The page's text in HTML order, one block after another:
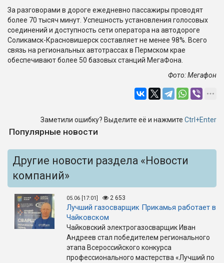
За разговорами в дороге ежедневно пассажиры проводят
более 70 тысяч минут. Успешность установления голосовых
соединений и доступность сети оператора на автодороге
Соликамск-Красновишерск составляет не менее 98%. Всего
связь на региональных автотрассах в Пермском крае
обеспечивают более 50 базовых станций МегаФона.
Фото: Мегафон
Заметили ошибку? Выделите её и нажмите Ctrl+Enter
Популярные новости
Другие новости раздела «Новости
компаний»
05.06 [17:01] 2 653
Лучший газосварщик Прикамья работает в
Чайковском
Чайковский электрогазосварщик Иван
Андреев стал победителем регионального
этапа Всероссийского конкурса
профессионального мастерства «Лучший по